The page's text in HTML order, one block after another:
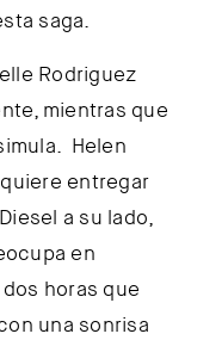
saga.
Rodriguez
mientras que
Helen
entregar
a su lado,
en
horas que
una sonrisa